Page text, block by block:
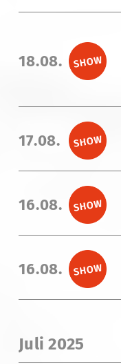
18.08.
17.08.
16.08.
16.08.
Juli 2025